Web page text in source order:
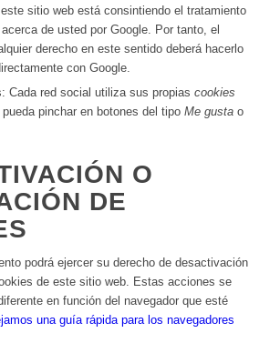
sitio web está consintiendo el tratamiento
de usted por Google. Por tanto, el
derecho en este sentido deberá hacerlo
con Google.
Cada red social utiliza sus propias cookies
pinchar en botones del tipo Me gustao
O
DE
podrá ejercer su derecho de desactivación
de este sitio web. Estas acciones se
en función del navegador que esté
una guía rápida para los navegadores